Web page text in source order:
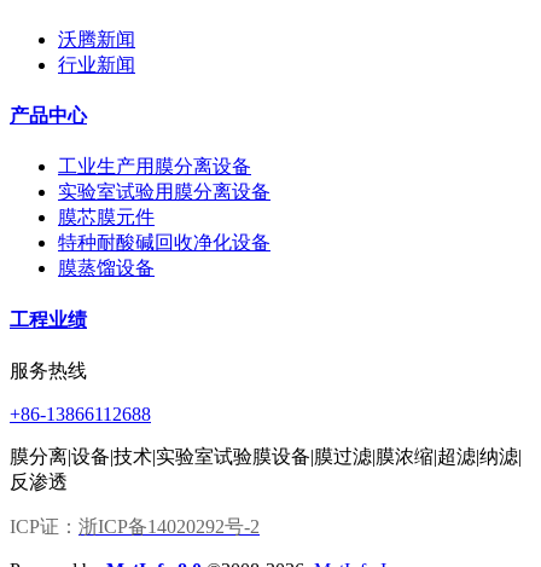
沃腾新闻
行业新闻
产品中心
工业生产用膜分离设备
实验室试验用膜分离设备
膜芯膜元件
特种耐酸碱回收净化设备
膜蒸馏设备
工程业绩
服务热线
+86-13866112688
膜分离|设备|技术|实验室试验膜设备|膜过滤|膜浓缩|超滤|纳滤|
反渗透
ICP证： 浙ICP备14020292号-2